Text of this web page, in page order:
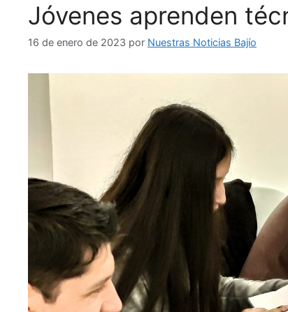
Jóvenes aprenden
16 de enero de 2023 por Nuestras Noticias Bajío